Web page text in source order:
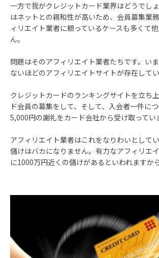
一方で我がクレジットカード業界はどうでし
はネットとの親和性が高いため、会員募集業
ィリエイト業者に頼っているケースも多くて
ん。
問題はそのアフィリエイト業者たちです。い
ないほどのアフィリエイトサイトが存在してい
クレジットカードのランキングサイトを立ち
ド会員の募集をして、そして、入会者一件に
5,000円の謝礼をカード会社から受け取ってい
アフィリエイト業者はこれをなりわいとして
儲けはバカになりません。有力なアフィリエ
に1000万円近くの儲けがあるといわれますか